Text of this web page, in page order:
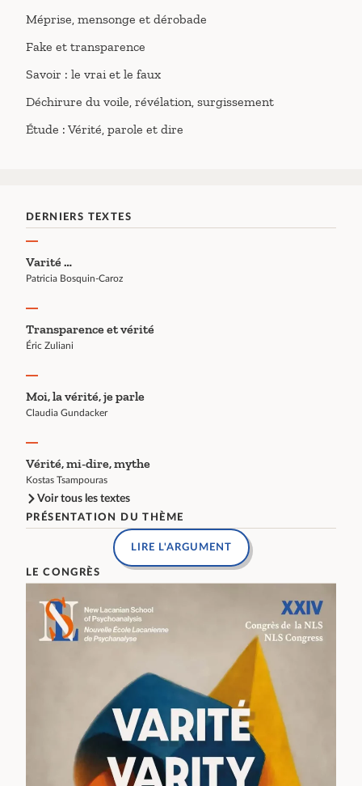
Méprise, mensonge et dérobade
Fake et transparence
Savoir : le vrai et le faux
Déchirure du voile, révélation, surgissement
Étude : Vérité, parole et dire
DERNIERS TEXTES
Varité …
Patricia Bosquin-Caroz
Transparence et vérité
Éric Zuliani
Moi, la vérité, je parle
Claudia Gundacker
Vérité, mi-dire, mythe
Kostas Tsampouras
Voir tous les textes
PRÉSENTATION DU THÈME
LIRE L'ARGUMENT
LE CONGRÈS